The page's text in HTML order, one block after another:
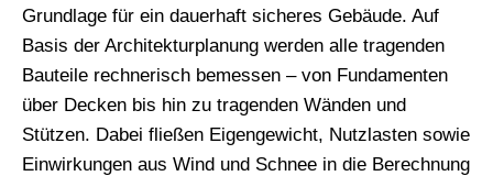
Grundlage für ein dauerhaft sicheres Gebäude. Auf
Basis der Architekturplanung werden alle tragenden
Bauteile rechnerisch bemessen – von Fundamenten
über Decken bis hin zu tragenden Wänden und
Stützen. Dabei fließen Eigengewicht, Nutzlasten sowie
Einwirkungen aus Wind und Schnee in die Berechnung